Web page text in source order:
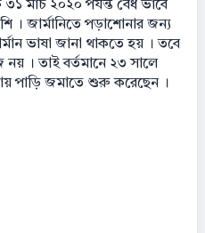
মার্চ ২০২০ পর্যন্ত বৈধ ভাবে
। জার্মানিতে পড়াশোনার জন্য
ভাষা জানা থাকতে হয় । তবে
। তাই বর্তমানে ২৩ সালে
পাড়ি জমাতে শুরু করেছেন ।